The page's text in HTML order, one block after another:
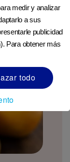
medir y analizar
a sus
publicidad
Para obtener más
todo